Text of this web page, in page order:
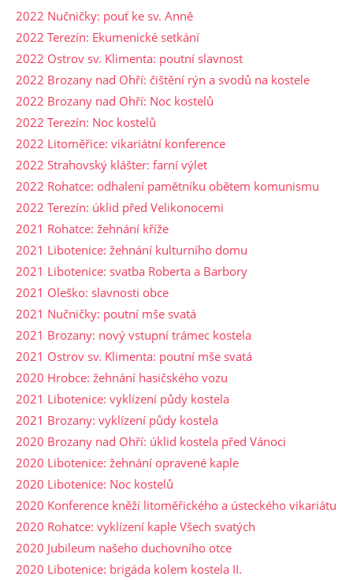
2022 Nučničky: pouť ke sv. Anně
2022 Terezín: Ekumenické setkání
2022 Ostrov sv. Klimenta: poutní slavnost
2022 Brozany nad Ohří: čištění rýn a svodů na kostele
2022 Brozany nad Ohří: Noc kostelů
2022 Terezín: Noc kostelů
2022 Litoměřice: vikariátní konference
2022 Strahovský klášter: farní výlet
2022 Rohatce: odhalení pamětníku obětem komunismu
2022 Terezín: úklid před Velikonocemi
2021 Rohatce: žehnání kříže
2021 Libotenice: žehnání kulturního domu
2021 Libotenice: svatba Roberta a Barbory
2021 Oleško: slavnosti obce
2021 Nučničky: poutní mše svatá
2021 Brozany: nový vstupní trámec kostela
2021 Ostrov sv. Klimenta: poutní mše svatá
2020 Hrobce: žehnání hasičského vozu
2021 Libotenice: vyklízení půdy kostela
2021 Brozany: vyklízení půdy kostela
2020 Brozany nad Ohří: úklid kostela před Vánoci
2020 Libotenice: žehnání opravené kaple
2020 Libotenice: Noc kostelů
2020 Konference kněží litoměřického a ústeckého vikariátu
2020 Rohatce: vyklízení kaple Všech svatých
2020 Jubileum našeho duchovního otce
2020 Libotenice: brigáda kolem kostela II.